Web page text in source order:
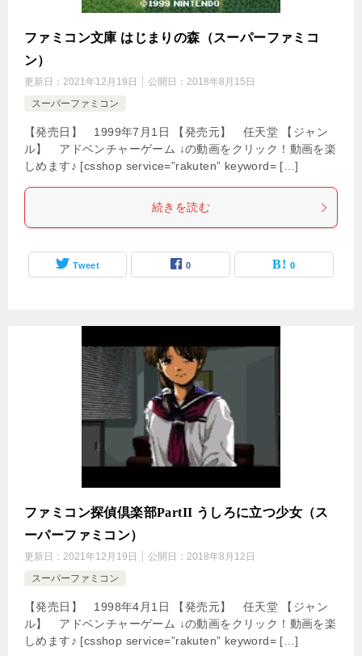
ファミコン文庫 はじまりの森（スーパーファミコ
ン）
更新日： 2021年12月19日 公開日： 2018年8月15日
スーパーファミコン
【発売日】 1999年7月1日 【発売元】 任天堂 【ジャン
ル】 アドベンチャーゲーム ↓の動画をクリック！動画を楽
しめます♪ [csshop service=”rakuten” keyword= […]
続きを読む
Tweet 0 0
ファミコン探偵倶楽部PartII うしろに立つ少女（ス
ーパーファミコン）
更新日： 2021年12月19日 公開日： 2018年8月12日
スーパーファミコン
【発売日】 1998年4月1日 【発売元】 任天堂 【ジャン
ル】 アドベンチャーゲーム ↓の動画をクリック！動画を楽
しめます♪ [csshop service=”rakuten” keyword= […]